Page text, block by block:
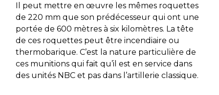
Il peut mettre en œuvre les mêmes roquettes
de 220 mm que son prédécesseur qui ont une
portée de 600 mètres à six kilomètres. La tête
de ces roquettes peut être incendiaire ou
thermobarique. C’est la nature particulière de
ces munitions qui fait qu’il est en service dans
des unités NBC et pas dans l’artillerie classique.